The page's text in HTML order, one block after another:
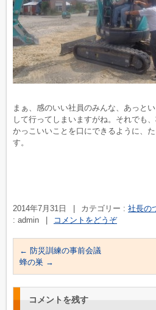
まぁ、感のいい社員のみんな、あっと
して行ってしまいますがね。それでも
かっこいいことを口にできるように、
す。
2014年7月31日 カテゴリー : 社長の
: admin
コメントをどうぞ
← 防災訓練の事前会議
蜂の巣 →
コメントを残す